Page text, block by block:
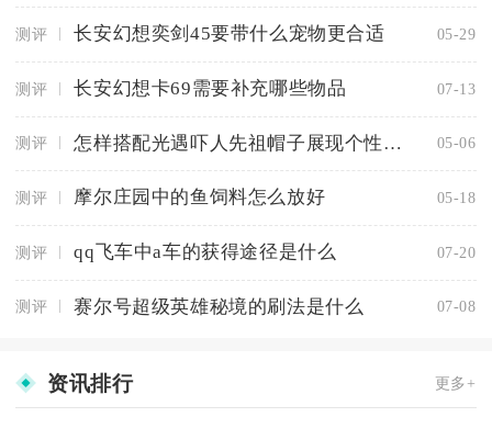
测评 长安幻想奕剑45要带什么宠物更合适 05-29
测评 长安幻想卡69需要补充哪些物品 07-13
测评 怎样搭配光遇吓人先祖帽子展现个性风格 05-06
测评 摩尔庄园中的鱼饲料怎么放好 05-18
测评 qq飞车中a车的获得途径是什么 07-20
测评 赛尔号超级英雄秘境的刷法是什么 07-08
资讯排行 更多+